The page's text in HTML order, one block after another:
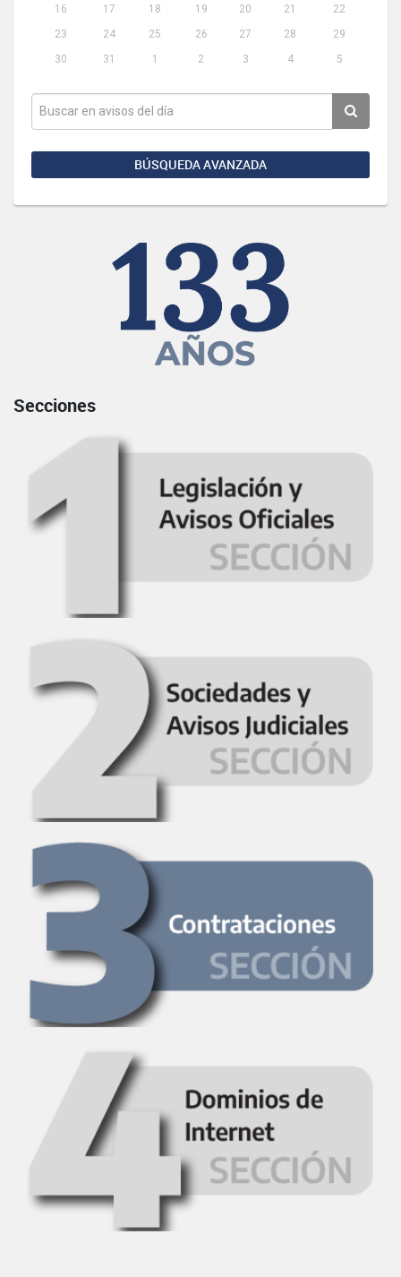
16
17 18 19 20 21
22
23
24 25 26 27 28
29
30
31 1 2 3 4 5
BÚSQUEDA AVANZADA
Secciones